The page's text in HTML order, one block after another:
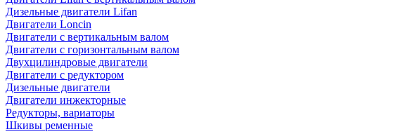
Дизельные двигатели Lifan
Двигатели Loncin
Двигатели с вертикальным валом
Двигатели с горизонтальным валом
Двухцилиндровые двигатели
Двигатели с редуктором
Дизельные двигатели
Двигатели инжекторные
Редукторы, вариаторы
Шкивы ременные